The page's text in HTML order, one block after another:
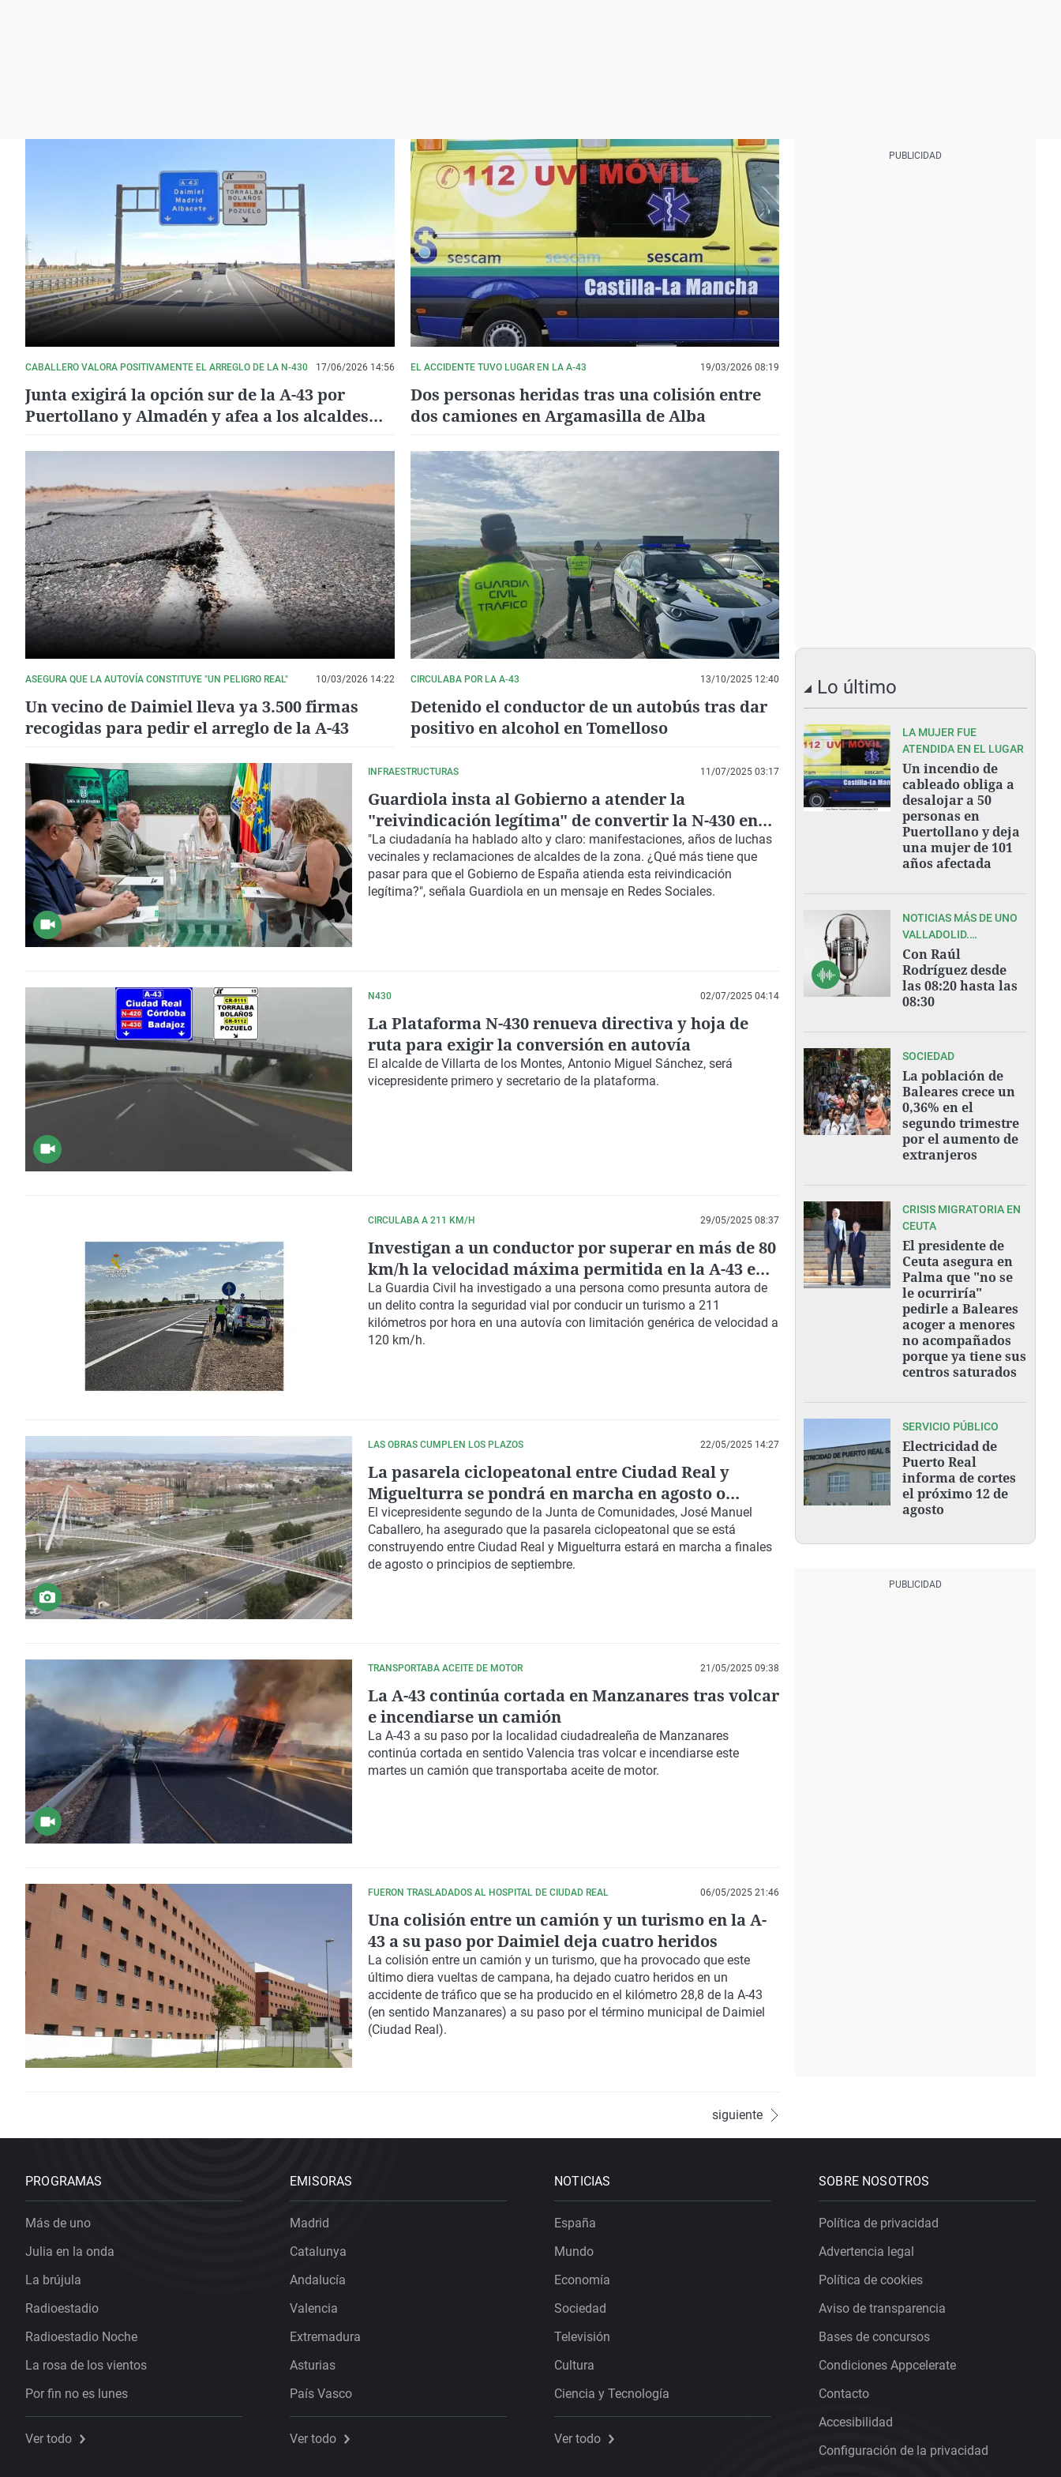
CABALLERO VALORA POSITIVAMENTE EL ARREGLO DE LA N-430 17/06/2026 14:56
Junta exigirá la opción sur de la A-43 por
Puertollano y Almadén y afea a los alcaldes
EL ACCIDENTE TUVO LUGAR EN LA A-43 19/03/2026 08:19
Dos personas heridas tras una colisión entre
dos camiones en Argamasilla de Alba
ASEGURA QUE LA AUTOVÍA CONSTITUYE "UN PELIGRO REAL" 10/03/2026 14:22
Un vecino de Daimiel lleva ya 3.500 firmas
recogidas para pedir el arreglo de la A-43
CIRCULABA POR LA A-43 13/10/2025 12:40
Detenido el conductor de un autobús tras dar
positivo en alcohol en Tomelloso
INFRAESTRUCTURAS 11/07/2025 03:17
Guardiola insta al Gobierno a atender la
"reivindicación legítima" de convertir la N-430 en
autovía
"La ciudadanía ha hablado alto y claro: manifestaciones, años de luchas
vecinales y reclamaciones de alcaldes de la zona. ¿Qué más tiene que
pasar para que el Gobierno de España atienda esta reivindicación
legítima?", señala Guardiola en un mensaje en Redes Sociales.
N430 02/07/2025 04:14
La Plataforma N-430 renueva directiva y hoja de
ruta para exigir la conversión en autovía
El alcalde de Villarta de los Montes, Antonio Miguel Sánchez, será
vicepresidente primero y secretario de la plataforma.
CIRCULABA A 211 KM/H 29/05/2025 08:37
Investigan a un conductor por superar en más de 80
km/h la velocidad máxima permitida en la A-43 en
Daimiel
La Guardia Civil ha investigado a una persona como presunta autora de
un delito contra la seguridad vial por conducir un turismo a 211
kilómetros por hora en una autovía con limitación genérica de velocidad a
120 km/h.
LAS OBRAS CUMPLEN LOS PLAZOS 22/05/2025 14:27
La pasarela ciclopeatonal entre Ciudad Real y
Miguelturra se pondrá en marcha en agosto o
septiembre
El vicepresidente segundo de la Junta de Comunidades, José Manuel
Caballero, ha asegurado que la pasarela ciclopeatonal que se está
construyendo entre Ciudad Real y Miguelturra estará en marcha a finales
de agosto o principios de septiembre.
TRANSPORTABA ACEITE DE MOTOR 21/05/2025 09:38
La A-43 continúa cortada en Manzanares tras volcar
e incendiarse un camión
La A-43 a su paso por la localidad ciudadrealeña de Manzanares
continúa cortada en sentido Valencia tras volcar e incendiarse este
martes un camión que transportaba aceite de motor.
FUERON TRASLADADOS AL HOSPITAL DE CIUDAD REAL 06/05/2025 21:46
Una colisión entre un camión y un turismo en la A-
43 a su paso por Daimiel deja cuatro heridos
La colisión entre un camión y un turismo, que ha provocado que este
último diera vueltas de campana, ha dejado cuatro heridos en un
accidente de tráfico que se ha producido en el kilómetro 28,8 de la A-43
(en sentido Manzanares) a su paso por el término municipal de Daimiel
(Ciudad Real).
siguiente
Lo último
LA MUJER FUE
ATENDIDA EN EL LUGAR
Un incendio de
cableado obliga a
desalojar a 50
personas en
Puertollano y deja
una mujer de 101
años afectada
NOTICIAS MÁS DE UNO
VALLADOLID.
07/08/2026
Con Raúl
Rodríguez desde
las 08:20 hasta las
08:30
SOCIEDAD
La población de
Baleares crece un
0,36% en el
segundo trimestre
por el aumento de
extranjeros
CRISIS MIGRATORIA EN
CEUTA
El presidente de
Ceuta asegura en
Palma que "no se
le ocurriría"
pedirle a Baleares
acoger a menores
no acompañados
porque ya tiene sus
centros saturados
SERVICIO PÚBLICO
Electricidad de
Puerto Real
informa de cortes
el próximo 12 de
agosto
PROGRAMAS
Más de uno
Julia en la onda
La brújula
Radioestadio
Radioestadio Noche
La rosa de los vientos
Por fin no es lunes
Ver todo
EMISORAS
Madrid
Catalunya
Andalucía
Valencia
Extremadura
Asturias
País Vasco
Ver todo
NOTICIAS
España
Mundo
Economía
Sociedad
Televisión
Cultura
Ciencia y Tecnología
Ver todo
SOBRE NOSOTROS
Política de privacidad
Advertencia legal
Política de cookies
Aviso de transparencia
Bases de concursos
Condiciones Appcelerate
Contacto
Accesibilidad
Configuración de la privacidad